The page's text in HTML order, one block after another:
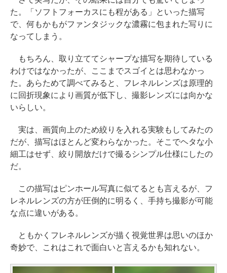
た。「ソフトフォーカスにも程がある」といった描写
で、何もかもがファンタジックな濃霧に包まれた写りに
なってしまう。
もちろん、取り立ててシャープな描写を期待している
わけではなかったが、ここまでスゴイとは思わなかっ
た。あらためて調べてみると、フレネルレンズは原理的
に回折現象により画質が低下し、撮影レンズには向かな
いらしい。
実は、画質向上のため絞りを入れる実験もしてみたの
だが、描写はほとんど変わらなかった。そこでヘタな小
細工はせず、絞り開放だけで撮るシンプル仕様にしたの
だ。
この描写はピンホール写真に似てるとも言えるが、フ
レネルレンズの方が圧倒的に明るく、手持ち撮影が可能
な点に違いがある。
ともかくフレネルレンズが描く視覚世界は思いのほか
奇妙で、これはこれで面白いと言えるかも知れない。